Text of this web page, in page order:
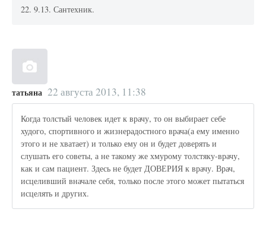
22. 9.13. Сантехник.
татьяна 22 августа 2013, 11:38
Когда толстый человек идет к врачу, то он выбирает себе
худого, спортивного и жизнерадостного врача(а ему именно
этого и не хватает) и только ему он и будет доверять и
слушать его советы, а не такому же хмурому толстяку-врачу,
как и сам пациент. Здесь не будет ДОВЕРИЯ к врачу. Врач,
исцеливший вначале себя, только после этого может пытаться
исцелять и других.